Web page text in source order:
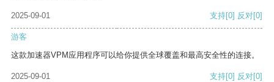
2025-09-01 支持[0] 反对[0]
游客
这款加速器VPM应用程序可以给你提供全球覆盖和最高安全性的连接。
2025-09-01 支持[0] 反对[0]